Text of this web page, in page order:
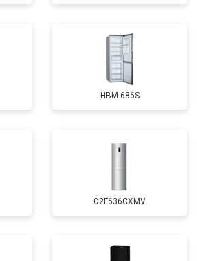
HBM-686S
C2F636CXMV